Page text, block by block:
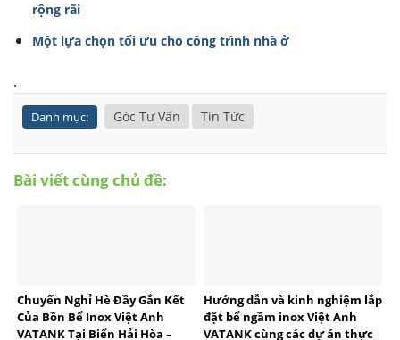
rộng rãi
Một lựa chọn tối ưu cho công trình nhà ở
.
Danh mục: Góc Tư Vấn Tin Tức
Bài viết cùng chủ đề:
Chuyến Nghỉ Hè Đầy Gắn Kết
Của Bồn Bể Inox Việt Anh
VATANK Tại Biển Hải Hòa –
Hướng dẫn và kinh nghiệm lắp
đặt bể ngầm inox Việt Anh
VATANK cùng các dự án thực